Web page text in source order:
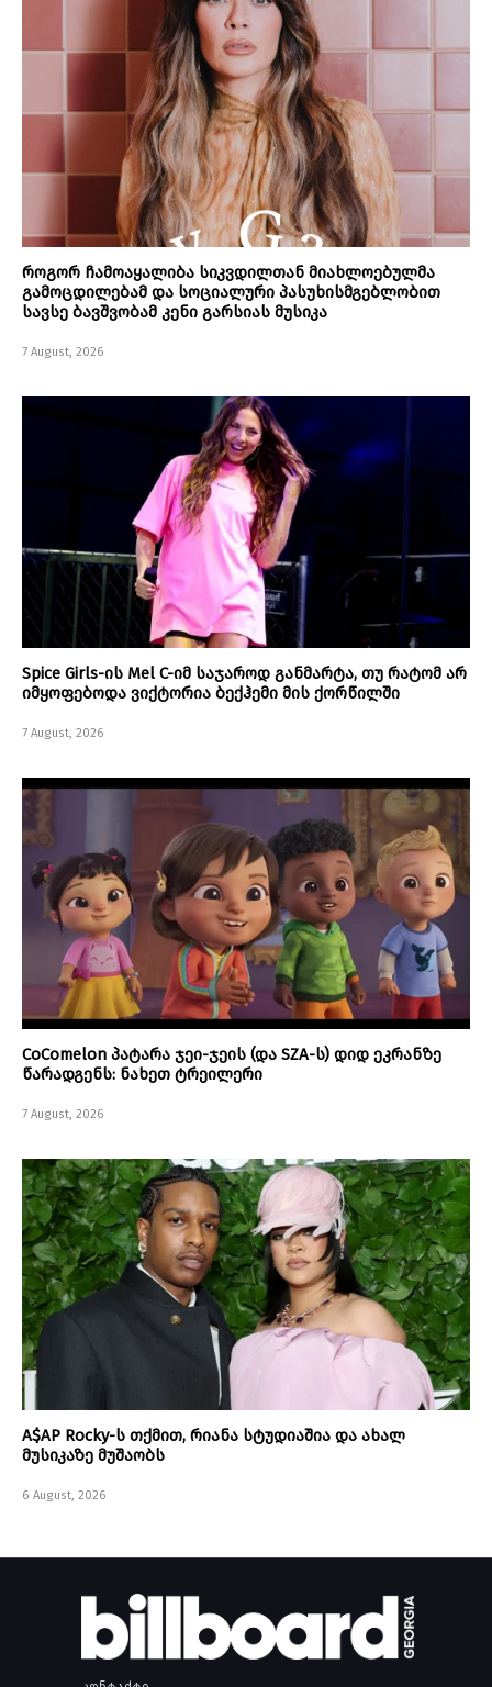
როგორ ჩამოაყალიბა სიკვდილთან მიახლოებულმა
გამოცდილებამ და სოციალური პასუხისმგებლობით
სავსე ბავშვობამ კენი გარსიას მუსიკა
7 August, 2026
Spice Girls-ის Mel C-იმ საჯაროდ განმარტა, თუ რატომ არ
იმყოფებოდა ვიქტორია ბექჰემი მის ქორწილში
7 August, 2026
CoComelon პატარა ჯეი-ჯეის (და SZA-ს) დიდ ეკრანზე
წარადგენს: ნახეთ ტრეილერი
7 August, 2026
A$AP Rocky-ს თქმით, რიანა სტუდიაშია და ახალ
მუსიკაზე მუშაობს
6 August, 2026